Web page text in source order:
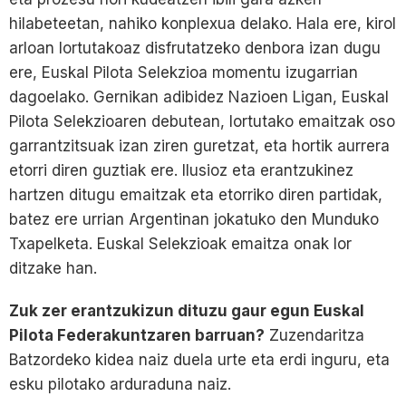
hilabeteetan, nahiko konplexua delako. Hala ere, kirol
arloan lortutakoaz disfrutatzeko denbora izan dugu
ere, Euskal Pilota Selekzioa momentu izugarrian
dagoelako. Gernikan adibidez Nazioen Ligan, Euskal
Pilota Selekzioaren debutean, lortutako emaitzak oso
garrantzitsuak izan ziren guretzat, eta hortik aurrera
etorri diren guztiak ere. Ilusioz eta erantzukinez
hartzen ditugu emaitzak eta etorriko diren partidak,
batez ere urrian Argentinan jokatuko den Munduko
Txapelketa. Euskal Selekzioak emaitza onak lor
ditzake han.
Zuk zer erantzukizun dituzu gaur egun Euskal
Pilota Federakuntzaren barruan? Zuzendaritza
Batzordeko kidea naiz duela urte eta erdi inguru, eta
esku pilotako arduraduna naiz.